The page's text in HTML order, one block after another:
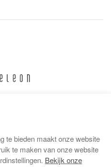
te bieden maakt onze website
te maken van onze website
Bekijk onze